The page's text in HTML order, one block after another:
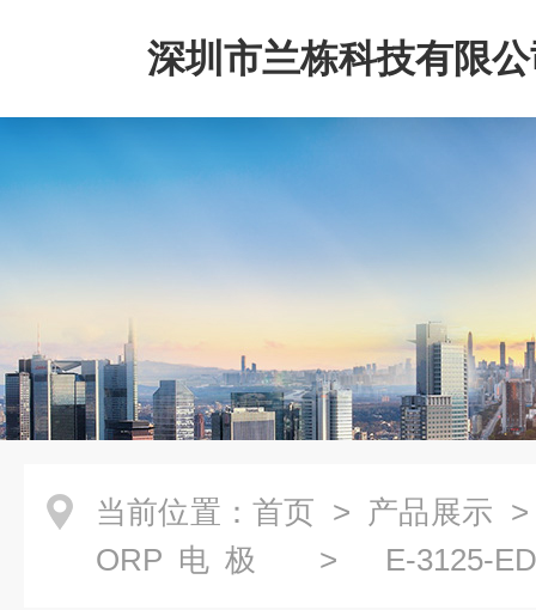
深圳市兰栋科技有限
当前位置： 首页 > 产品展示
ORP电极
> E-3125-